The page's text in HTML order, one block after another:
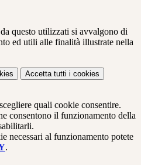
questo utilizzati si avvalgono di
ed utili alle finalità illustrate nella
Accetta tutti i cookies
quali cookie consentire.
consentono il funzionamento della
necessari al funzionamento potete
.